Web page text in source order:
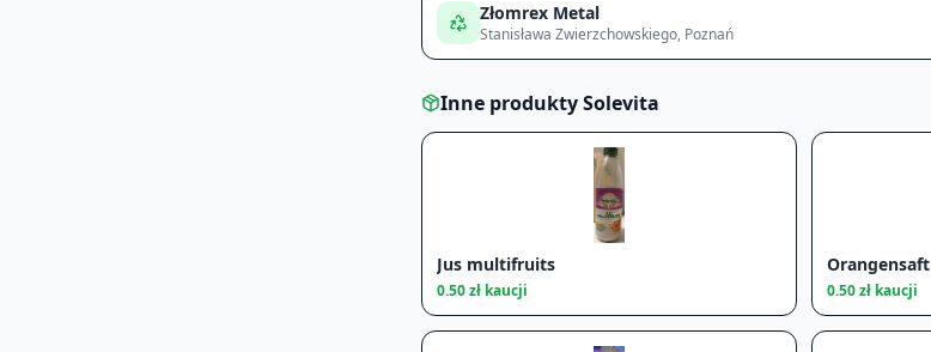
Złomrex Metal
Stanisława Zwierzchowskiego, Poznań
Inne produktySolevita
Jus multifruits
0.50zł kaucji
Orangensaft
0.50zł kaucji